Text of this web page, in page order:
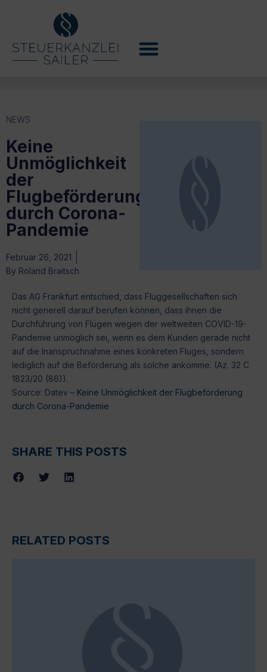
NEWS
Keine
Unmöglichkeit
der
Flugbeförderung
durch Corona-
Pandemie
Februar 26, 2021
By Roland Braitsch
Das AG Frankfurt entschied, dass Fluggesellschaften sich
nicht generell darauf berufen können, dass ihnen die
Durchführung von Flügen wegen der weltweiten COVID-19-
Pandemie unmöglich sei, wenn es dem Kunden gerade nicht
auf die Inanspruchnahme eines konkreten Fluges, sondern
lediglich auf die Beförderung als solche ankomme. (Az. 32 C
1823/20 (86)).
Source: Datev – Keine Unmöglichkeit der Flugbeförderung
durch Corona-Pandemie
SHARE THIS POSTS
RELATED POSTS